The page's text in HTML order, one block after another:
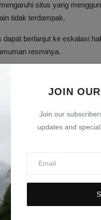
JOIN
Join our
updates and
situs yang
tidak terdampak.
berlanjut ke eskalasi
resminya.
bisa berakibat fatal bagi
versi berikut: